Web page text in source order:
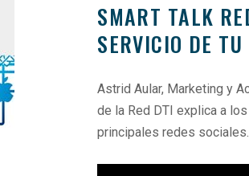
SMART TALK
SERVICIO DE
Astrid Aular, Marketing y
de la Red DTI explica a
principales redes sociales.